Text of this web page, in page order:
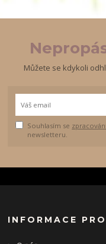
Můžete se kdykoli
Souhlasím se
newsletteru.
INFORMACE